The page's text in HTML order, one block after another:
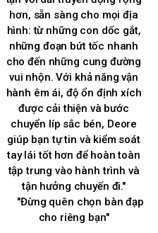
hơn, sẵn sàng cho mọi địa
hình: từ những con dốc gắt,
những đoạn bứt tốc nhanh
cho đến những cung đường
vui nhộn. Với khả năng vận
hành êm ái, độ ổn định xích
được cải thiện và bước
chuyển líp sắc bén, Deore
giúp bạn tự tin và kiểm soát
tay lái tốt hơn để hoàn toàn
tập trung vào hành trình và
tận hưởng chuyến đi."
"Đừng quên chọn bàn đạp
cho riêng bạn"